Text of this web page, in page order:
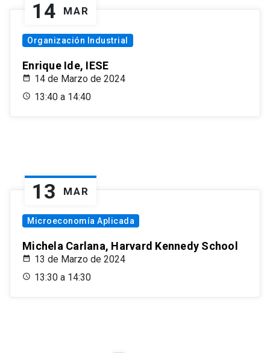
14 MAR
Organización Industrial
Enrique Ide, IESE
14 de Marzo de 2024
13:40 a 14:40
13 MAR
Microeconomía Aplicada
Michela Carlana, Harvard Kennedy School
13 de Marzo de 2024
13:30 a 14:30